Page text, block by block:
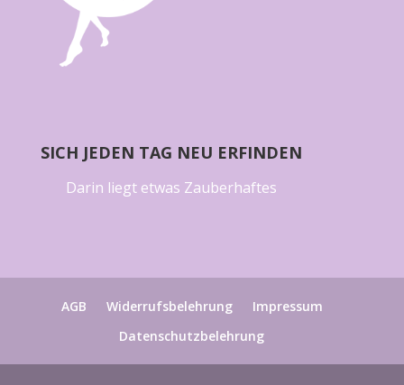
SICH JEDEN TAG NEU ERFINDEN
Darin liegt etwas Zauberhaftes
AGB Widerrufsbelehrung
Impressum
Datenschutzbelehrung